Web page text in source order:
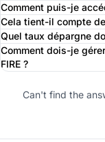
Comment puis-je
Cela tient-il compte
Quel taux dépargne
Comment dois-je
FIRE ?
Can't find the